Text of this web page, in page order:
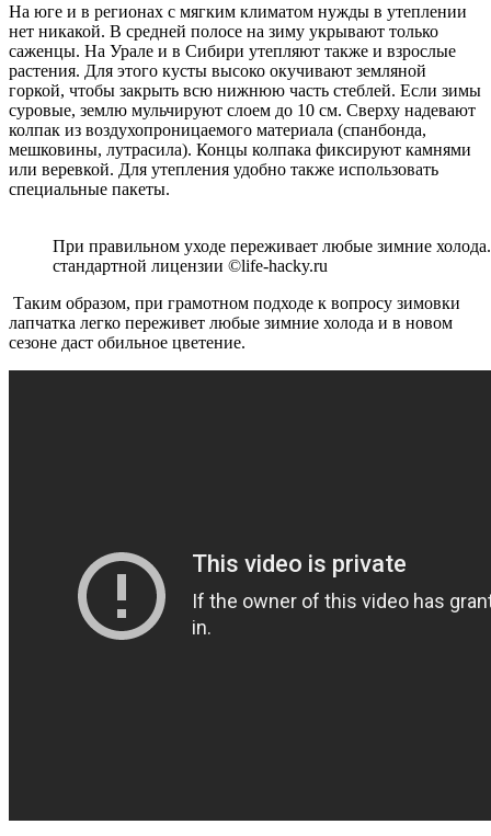
На юге и в регионах с мягким климатом нужды в утеплении
нет никакой. В средней полосе на зиму укрывают только
саженцы. На Урале и в Сибири утепляют также и взрослые
растения. Для этого кусты высоко окучивают земляной
горкой, чтобы закрыть всю нижнюю часть стеблей. Если зимы
суровые, землю мульчируют слоем до 10 см. Сверху надевают
колпак из воздухопроницаемого материала (спанбонда,
мешковины, лутрасила). Концы колпака фиксируют камнями
или веревкой. Для утепления удобно также использовать
специальные пакеты.
При правильном уходе переживает любые зимние
стандартной лицензии ©life-hacky.ru
Таким образом, при грамотном подходе к вопросу зимовки
лапчатка легко переживет любые зимние холода и в новом
сезоне даст обильное цветение.